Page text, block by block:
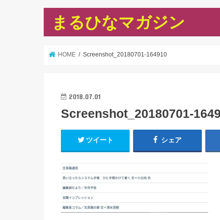
まるひなマガジン
HOME Screenshot_20180701-164910
2018.07.01
Screenshot_20180701-
ツイート シェア